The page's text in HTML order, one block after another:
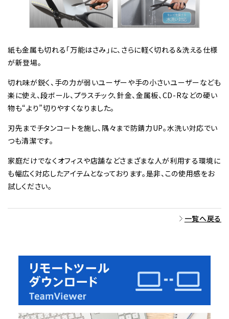
紙も金属も切れる「万能はさみ」に、さらに軽く切れる＆洗える仕様
が新登場。
切れ味が鋭く、手の力が弱いユーザーや手の小さいユーザーなども
楽に使え、段ボール、プラスチック、針金、金属板、CD-Rなどの硬い
物も“より”切りやすくなりました。
刃先までチタンコートを施し、隅々まで防錆力UP。水洗い対応でい
つも清潔です。
家庭だけでなくオフィスや店舗などさまざまな人が利用する環境に
も幅広く対応したアイテムとなっております。是非、この使用感をお
試しください。
一覧へ戻る